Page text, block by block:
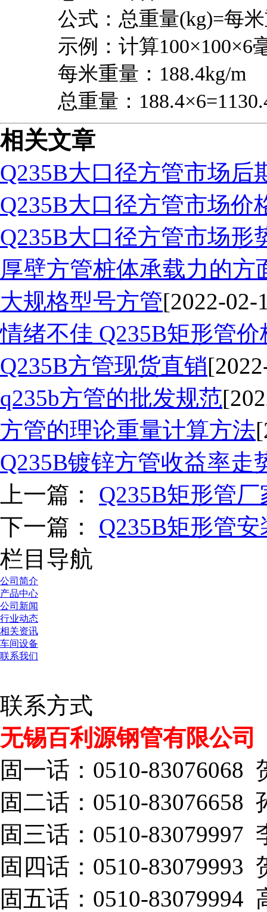
公式：总重量(kg)=每米
示例：计算100×100×6
每米重量：188.4kg/m
总重量：
相关文章
Q235B大口径方管市场
Q235B大口径方管市场价
Q235B大口径方管市场
厚壁方管桩体承载力的方
大规格型号方管[2022-02-
情绪不佳 Q235B矩形管
Q235B方管现货直销
q235b方管的批发规范
方管的理论重量计算方法
Q235B镀锌方管收益率走
上一篇： Q235B矩形管
下一篇： Q235B矩形管
栏目导航
公司简介
产品中心
公司新闻
行业动态
相关资讯
车间设备
联系我们
联系方式
无锡百利源钢管有限公司
固一话：0510-83076068
固二话：0510-83076658
固三话：0510-83079997
固四话：0510-83079993
固五话：0510-83079994